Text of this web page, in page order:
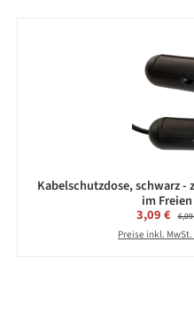
Kabelschutzdose, schwarz -
im
3,09 €
Preise inkl.